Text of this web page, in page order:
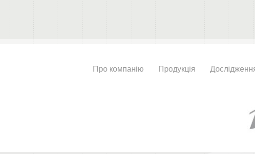
Про компанію Продукція